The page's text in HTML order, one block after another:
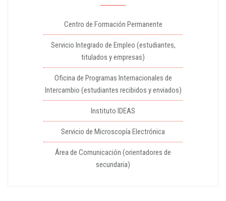
Centro de Formación Permanente
Servicio Integrado de Empleo (estudiantes,
titulados y empresas)
Oficina de Programas Internacionales de
Intercambio (estudiantes recibidos y enviados)
Instituto IDEAS
Servicio de Microscopía Electrónica
Área de Comunicación (orientadores de
secundaria)